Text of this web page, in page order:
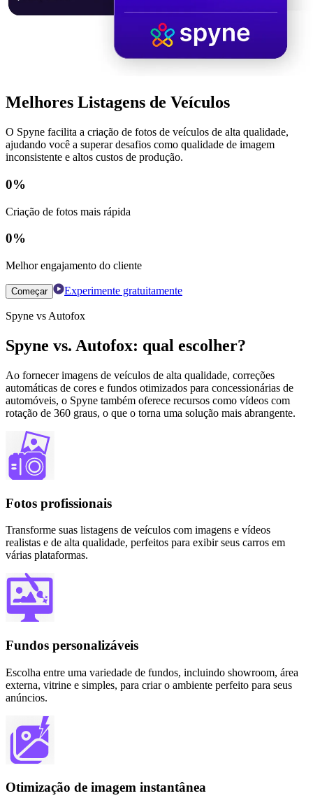
Melhores Listagens de Veículos
O Spyne facilita a criação de fotos de veículos de alta qualidade,
ajudando você a superar desafios como qualidade de imagem
inconsistente e altos custos de produção.
0%
Criação de fotos mais rápida
0%
Melhor engajamento do cliente
Começar Experimente gratuitamente
Spyne vs Autofox
Spyne vs. Autofox: qual escolher?
Ao fornecer imagens de veículos de alta qualidade, correções
automáticas de cores e fundos otimizados para concessionárias de
automóveis, o Spyne também oferece recursos como vídeos com
rotação de 360 ​​graus, o que o torna uma solução mais abrangente.
Fotos profissionais
Transforme suas listagens de veículos com imagens e vídeos
realistas e de alta qualidade, perfeitos para exibir seus carros em
várias plataformas.
Fundos personalizáveis
Escolha entre uma variedade de fundos, incluindo showroom, área
externa, vitrine e simples, para criar o ambiente perfeito para seus
anúncios.
Otimização de imagem instantânea